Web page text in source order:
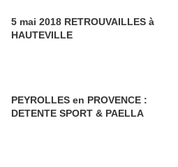
5 mai 2018 RETROUVAILLES à
HAUTEVILLE
PEYROLLES en PROVENCE :
DETENTE SPORT & PAELLA